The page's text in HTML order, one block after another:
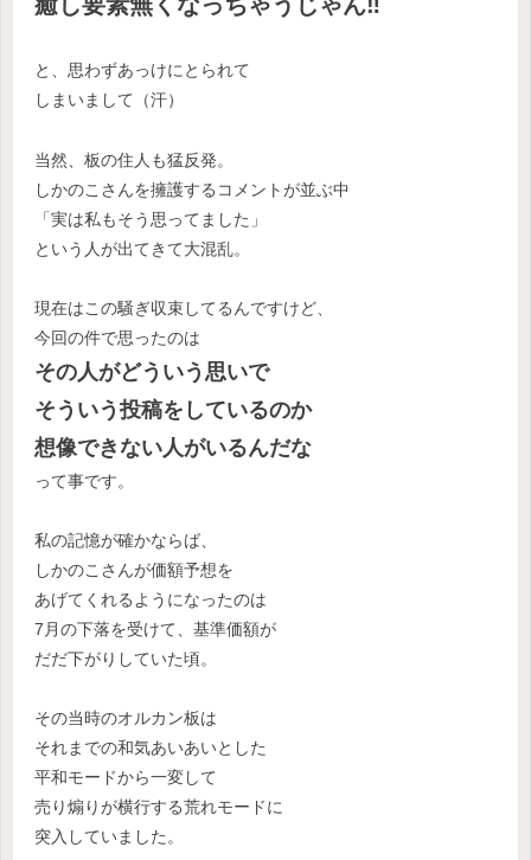
と、思わずあっけにとられて
しまいまして（汗）
当然、板の住人も猛反発。
しかのこさんを擁護するコメントが並ぶ中
「実は私もそう思ってました」
という人が出てきて大混乱。
現在はこの騒ぎ収束してるんですけど、
今回の件で思ったのは
その人がどういう思いで
そういう投稿をしているのか
想像できない人がいるんだな
って事です。
私の記憶が確かならば、
しかのこさんが価額予想を
あげてくれるようになったのは
7月の下落を受けて、基準価額が
だだ下がりしていた頃。
その当時のオルカン板は
それまでの和気あいあいとした
平和モードから一変して
売り煽りが横行する荒れモードに
突入していました。